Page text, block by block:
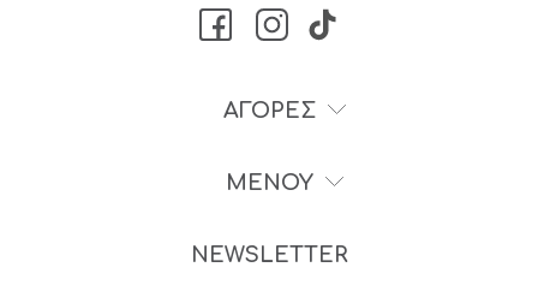
ΑΓΟΡΕΣ
ΜΕΝΟΥ
NEWSLETTER